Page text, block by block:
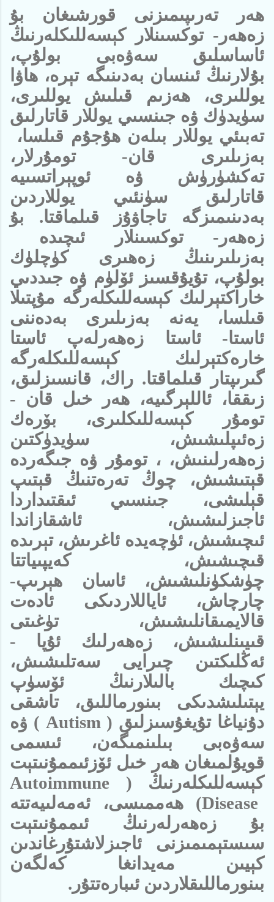
ھەر تەرىپىمىزنى قورشىغان بۇ
زەھەر- توكسىنلار كېسەللىكلەرنىڭ
ئاساسلىق سەۋەبى بولۇپ،
بۇلارنىڭ ئىنسان بەدىنىگە تېرە، ھاۋا
يوللىرى، ھەزىم قىلىش يوللىرى،
سۈيدۈك ۋە جىنسىي يوللار قاتارلىق
تەبىئي يوللار بىلەن ھۇجۇم قىلسا،
بەزىلىرى قان- تومۇرلار،
تەكشۈرۈش ۋە ئوپېراتسىيە
قاتارلىق سۈنئىي يوللاردىن
بەدىنىمىزگە تاجاۋۇز قىلماقتا. بۇ
زەھەر- توكسىنلار ئىچىدە
بەزىلىرىنىڭ زەھىرى كۈچلۈك
بولۇپ، تۇيۇقسىز ئۆلۈم ۋە جىددىي
خاراكتېرلىك كېسەللىكلەرگە مۇپتىلا
قىلسا، يەنە بەزىلىرى بەدەننى
ئاستا- ئاستا زەھەرلەپ ئاستا
خارەكتېرلىك كېسەللىكلەرگە
گىرىپتار قىلماقتا. راك، قانسىزلىق،
زىققا، ئاللېرگىيە، ھەر خىل قان -
تومۇر كېسەللىكلىرى، بۆرەك
زەئىپلىشىش، سۈيدۈكتىن
زەھەرلىنىش، ، تومۇر ۋە جىگەردە
قېتىشىش، چوڭ تەرەتنىڭ قېتىپ
قېلىشى، جىنسىي ئىقتىداردا
ئاجىزلىشىش، ئاشقازاندا
ئىچىشىش، ئۈچەيدە ئاغرىش، تېرىدە
قىچىشىش، كەيپىياتتا
چۈشكۈنلىشىش، ئاسان ھېرىپ-
چارچاش، ئاياللاردىكى ئادەت
قالايمىقانلىشىش، تۈغىتى
قىيىنلىشىش، زەھەرلىك ئۇپا -
ئەڭلىكتىن چىرايى سەتلىشىش،
كىچىك بالىلارنىڭ ئۆسۈپ
يېتىلىشدىكى بىنورماللىق، تاشقى
دۇنياغا تۇيغۇسىزلىق ( Autism ) ۋە
سەۋەبى بىلىنمىگەن، ئىسمى
قويۇلمىغان ھەر خىل ئۆزئىممۇنىتېت
كېسەللىكلەرنىڭ ( Autoimmune
Disease) ھەممىسى، ئەمەلىيەتتە
بۇ زەھەرلەرنىڭ ئىممۇنىتېت
سىستېمىمىزنى ئاجىزلاشتۇرغاندىن
كېيىن مەيدانغا كەلگەن
بىنورماللىقلاردىن ئىبارەتتۇر.